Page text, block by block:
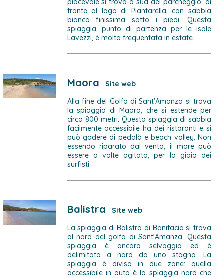
piacevole si trova a sud del parcheggio, di
fronte al lago di Piantarella, con sabbia
bianca finissima sotto i piedi. Questa
spiaggia, punto di partenza per le isole
Lavezzi, è molto frequentata in estate.
Maora
Site web
Alla fine del Golfo di Sant'Amanza si trova
la spiaggia di Maora, che si estende per
circa 800 metri. Questa spiaggia di sabbia
facilmente accessibile ha dei ristoranti e si
può godere di pedalò e beach volley. Non
essendo riparato dal vento, il mare può
essere a volte agitato, per la gioia dei
surfisti.
Balistra
Site web
La spiaggia di Balistra di Bonifacio si trova
al nord del golfo di Sant'Amanza. Questa
spiaggia è ancora selvaggia ed è
delimitata a nord da uno stagno. La
spiaggia è divisa in due zone: quella
accessibile in auto è la spiaggia nord che